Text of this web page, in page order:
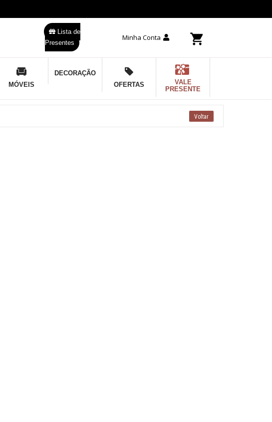
Lista de
Presentes
Minha Conta
MÓVEIS
DECORAÇÃO
OFERTAS
VALE
PRESENTE